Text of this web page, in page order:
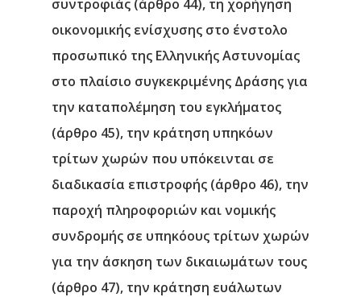
συντροφιάς (άρθρο 44), τη χορήγηση
οικονομικής ενίσχυσης στο ένστολο
προσωπικό της Ελληνικής Αστυνομίας
στο πλαίσιο συγκεκριμένης Δράσης για
την καταπολέμηση του εγκλήματος
(άρθρο 45), την κράτηση υπηκόων
τρίτων χωρών που υπόκεινται σε
διαδικασία επιστροφής (άρθρο 46), την
παροχή πληροφοριών και νομικής
συνδρομής σε υπηκόους τρίτων χωρών
για την άσκηση των δικαιωμάτων τους
(άρθρο 47), την κράτηση ευάλωτων